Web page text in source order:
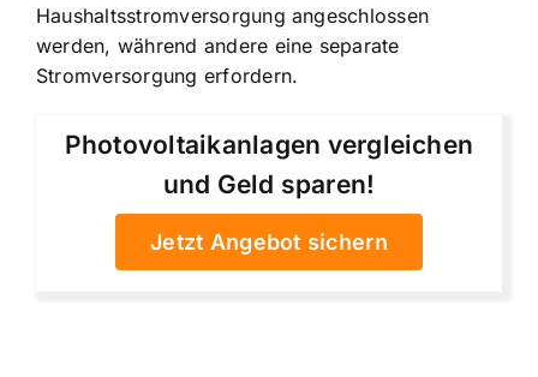
Haushaltsstromversorgung angeschlossen
werden, während andere eine separate
Stromversorgung erfordern.
Photovoltaikanlagen vergleichen
und Geld sparen!
Jetzt Angebot sichern